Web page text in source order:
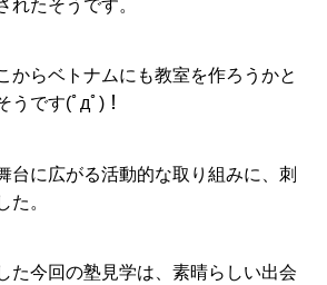
れたそうです。
からベトナムにも教室を作ろうかと
うです(ﾟдﾟ)！
台に広がる活動的な取り組みに、刺
た。
た今回の塾見学は、素晴らしい出会